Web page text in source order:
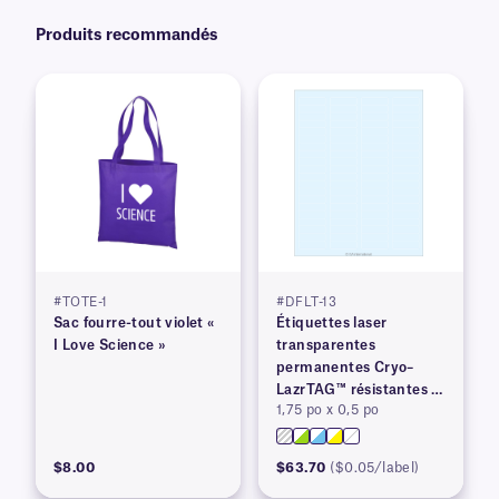
Produits recommandés
#TOTE-1
Sac fourre-tout violet «
I Love Science »
$8.00
#DFLT-13
Étiquettes laser
transparentes
permanentes Cryo–
LazrTAG™ résistantes à
la cryogénie et à
l'autoclave
1,75 po x 0,5 po
$63.70 ($0.05/label)